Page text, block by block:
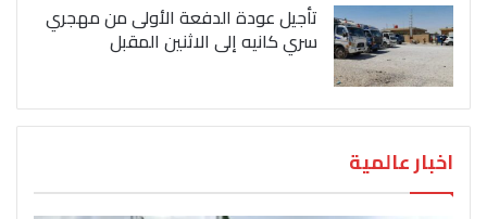
تأجيل عودة الدفعة الأولى من مهجري
سري كانيه إلى الاثنين المقبل
اخبار عالمية